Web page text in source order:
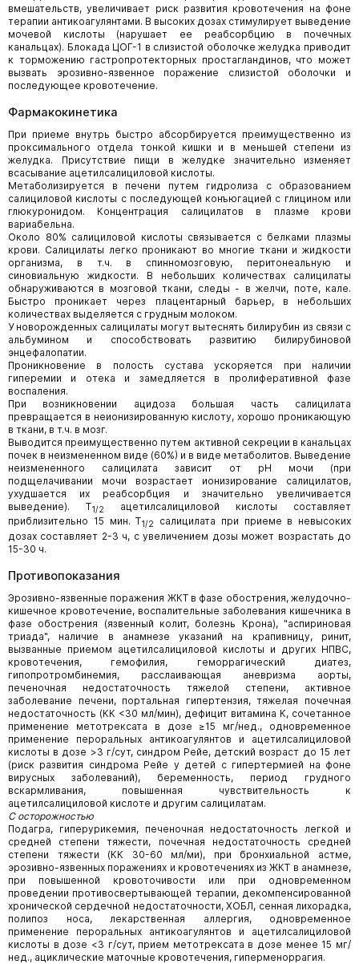
вмешательств, увеличивает риск развития кровотечения на фоне
терапии антикоагулянтами. В высоких дозах стимулирует выведение
мочевой кислоты (нарушает ее реабсорбцию в почечных
канальцах). Блокада ЦОГ-1 в слизистой оболочке желудка приводит
к торможению гастропротекторных простагландинов, что может
вызвать эрозивно-язвенное поражение слизистой оболочки и
последующее кровотечение.
Фармакокинетика
При приеме внутрь быстро абсорбируется преимущественно из
проксимального отдела тонкой кишки и в меньшей степени из
желудка. Присутствие пищи в желудке значительно изменяет
всасывание ацетилсалициловой кислоты.
Метаболизируется в печени путем гидролиза с образованием
салициловой кислоты с последующей конъюгацией с глицином или
глюкуронидом. Концентрация салицилатов в плазме крови
вариабельна.
Около 80% салициловой кислоты связывается с белками плазмы
крови. Салицилаты легко проникают во многие ткани и жидкости
организма, в т.ч. в спинномозговую, перитонеальную и
синовиальную жидкости. В небольших количествах салицилаты
обнаруживаются в мозговой ткани, следы - в желчи, поте, кале.
Быстро проникает через плацентарный барьер, в небольших
количествах выделяется с грудным молоком.
У новорожденных салицилаты могут вытеснять билирубин из связи с
альбумином и способствовать развитию билирубиновой
энцефалопатии.
Проникновение в полость сустава ускоряется при наличии
гиперемии и отека и замедляется в пролиферативной фазе
воспаления.
При возникновении ацидоза большая часть салицилата
превращается в неионизированную кислоту, хорошо проникающую
в ткани, в т.ч. в мозг.
Выводится преимущественно путем активной секреции в канальцах
почек в неизмененном виде (60%) и в виде метаболитов. Выведение
неизмененного салицилата зависит от pH мочи (при
подщелачивании мочи возрастает ионизирование салицилатов,
ухудшается их реабсорбция и значительно увеличивается
выведение). T1/2
ацетилсалициловой кислоты составляет
приблизительно 15 мин. T1/2
салицилата при приеме в невысоких
дозах составляет 2-3 ч, с увеличением дозы может возрастать до
15-30 ч.
Противопоказания
Эрозивно-язвенные поражения ЖКТ в фазе обострения, желудочно-
кишечное кровотечение, воспалительные заболевания кишечника в
фазе обострения (язвенный колит, болезнь Крона), "аспириновая
триада", наличие в анамнезе указаний на крапивницу, ринит,
вызванные приемом ацетилсалициловой кислоты и других НПВС,
кровотечения, гемофилия, геморрагический диатез,
гипопротромбинемия, расслаивающая аневризма аорты,
печеночная недостаточность тяжелой степени, активное
заболевание печени, портальная гипертензия, тяжелая почечная
недостаточность (КК <30 мл/мин), дефицит витамина К, сочетанное
применение метотрексата в дозе ≥15 мг/нед., одновременное
применение пероральных антикоагулянтов и ацетилсалициловой
кислоты в дозе >3 г/сут, синдром Рейе, детский возраст до 15 лет
(риск развития синдрома Рейе у детей с гипертермией на фоне
вирусных заболеваний), беременность, период грудного
вскармливания, повышенная чувствительность к
ацетилсалициловой кислоте и другим салицилатам.
С осторожностью
Подагра, гиперурикемия, печеночная недостаточность легкой и
средней степени тяжести, почечная недостаточность средней
степени тяжести (КК 30-60 мл/ми), при бронхиальной астме,
эрозивно-язвенных поражениях и кровотечениях из ЖКТ в анамнезе,
при повышенной кровоточивости или при одновременном
проведении противосвертывающей терапии, декомпенсированной
хронической сердечной недостаточности, ХОБЛ, сенная лихорадка,
полипоз носа, лекарственная аллергия, одновременное
применение пероральных антикоагулянтов и ацетилсалициловой
кислоты в дозе <3 г/сут, прием метотрексата в дозе менее 15 мг/
нед., ациклические маточные кровотечения, гиперменоррагия.